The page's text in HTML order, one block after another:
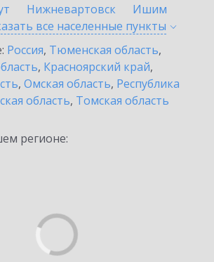
Нижневартовск
Ишим
все населенные пункты
Россия, Тюменская область,
, Красноярский край,
, Омская область, Республика
область, Томская область
регионе: